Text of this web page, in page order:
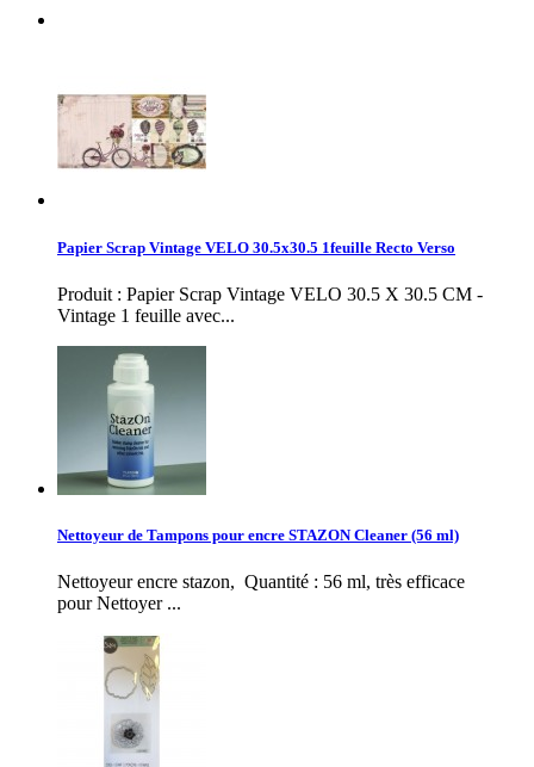
Papier Scrap Vintage VELO 30.5x30.5 1feuille Recto Verso
Produit : Papier Scrap Vintage VELO 30.5 X 30.5 CM -
Vintage 1 feuille avec...
Nettoyeur de Tampons pour encre STAZON Cleaner (56 ml)
Nettoyeur encre stazon, Quantité : 56 ml, très efficace
pour Nettoyer ...